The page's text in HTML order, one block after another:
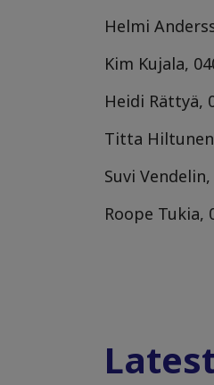
Helmi
Kim Kujala,
Heidi Rättyä,
Titta
Suvi
Roope Tukia,